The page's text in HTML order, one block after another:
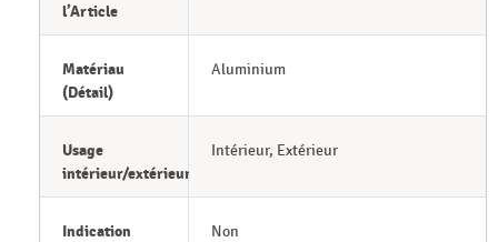
l’Article
Matériau
(Détail)
Aluminium
Usage
intérieur/extérieur
Intérieur, Extérieur
Indication
Non